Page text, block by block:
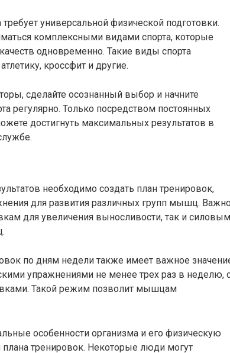
универсальной физической подготовки.
комплексными видами спорта, которые
одновременно. Такие виды спорта
кроссфит и другие.
сделайте осознанный выбор и начните
регулярно. Только посредством постоянных
достигнуть максимальных результатов в
необходимо создать план тренировок,
для развития различных групп мышц. Важно
для увеличения выносливости, так и силовым
по дням недели также имеет важное
упражнениями не менее трех раз в неделю,
Такой режим позволит мышцам
особенности организма и его физическую
плана тренировок. Некоторые люди могут